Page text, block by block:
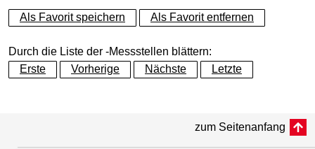
+
−
Als Favorit speichern Als Favorit entfernen
Durch die Liste der -Messstellen blättern:
Erste
Vorherige Nächste Letzte
zum Seitenanfang